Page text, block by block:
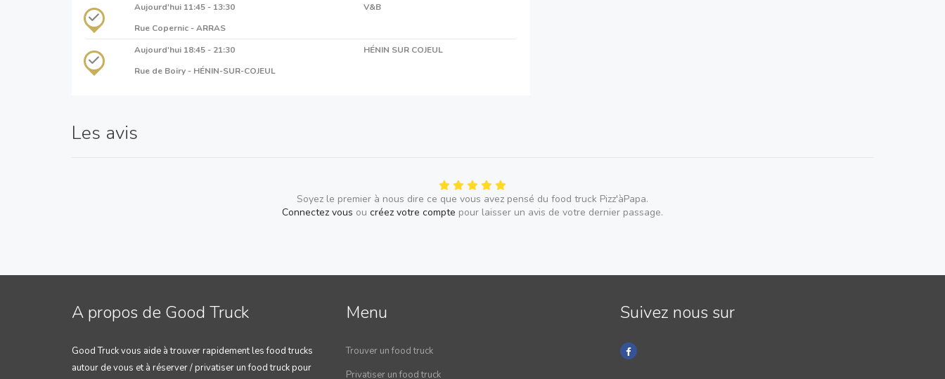
Aujourd'hui 11:45 - 13:30
V&B
Rue Copernic - ARRAS
Aujourd'hui 18:45 - 21:30
HÉNIN SUR COJEUL
Rue de Boiry - HÉNIN-SUR-COJEUL
Les avis
Soyez le premier à nous dire ce que vous avez pensé du food truck Pizz'àPapa.
Connectez vous ou créez votre compte pour laisser un avis de votre dernier passage.
A propos de Good Truck
Good Truck vous aide à trouver rapidement les food trucks
autour de vous et à réserver / privatiser un food truck pour
Menu
Trouver un food truck
Privatiser un food truck
Suivez nous sur